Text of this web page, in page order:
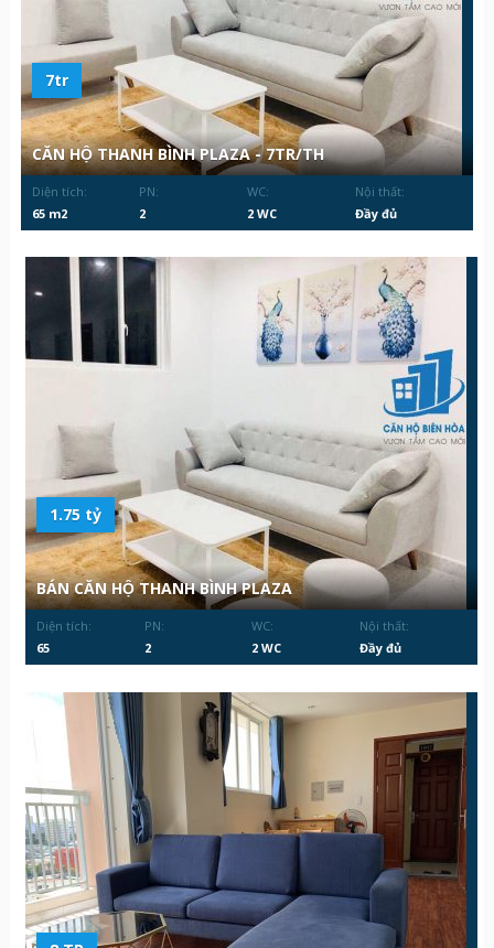
7tr
CĂN HỘ THANH BÌNH PLAZA - 7TR/TH
Diện tích:
65 m2
PN:
2
WC:
2 WC
Nội thất:
Đầy đủ
1.75 tỷ
BÁN CĂN HỘ THANH BÌNH PLAZA
Diện tích:
65
PN:
2
WC:
2 WC
Nội thất:
Đầy đủ